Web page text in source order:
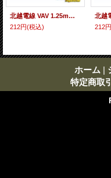
北越電線 VAV 1.25mm2 切り売り 1M 緑
212円(税込)
212円
ホーム |
特定商取